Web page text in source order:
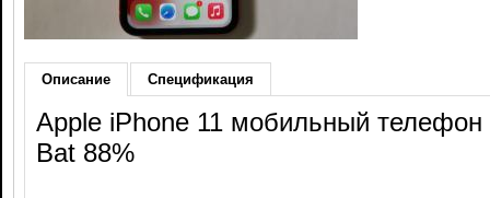
Описание Спецификация
Apple iPhone 11 мобильный
Bat 88%